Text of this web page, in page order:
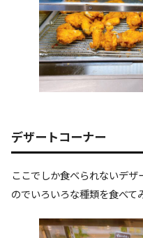
デザートコーナー
ここでしか食べられないデ
のでいろいろな種類を食べて